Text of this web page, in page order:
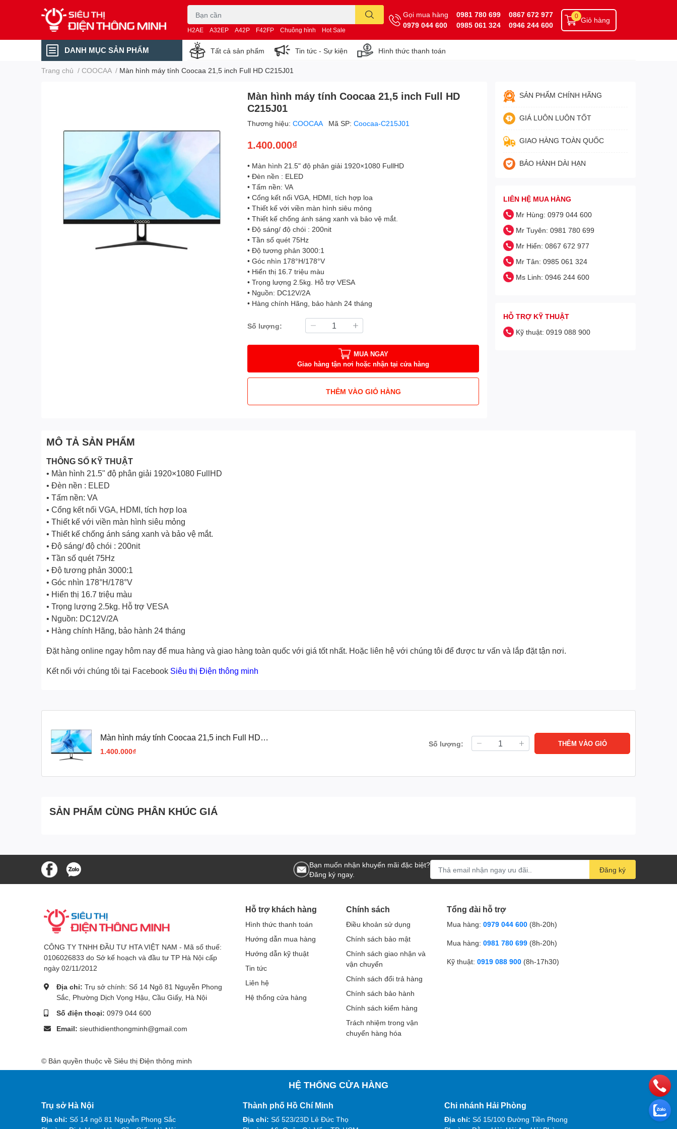
H2AE A32EP A42P F42FP Chuông hình Hot Sale
Gọi mua hàng
0979 044 600
0981 780 699
0985 061 324
0867 672 977
0946 244 600
Giỏ hàng
0
DANH MỤC SẢN PHẨM Tất cả sản phẩm Tin tức - Sự kiện Hình thức thanh toán
Trang chủ / COOCAA / Màn hình máy tính Coocaa 21,5 inch Full HD C215J01
Màn hình máy tính Coocaa 21,5 inch Full HD
C215J01
Thương hiệu:COOCAA Mã SP:Coocaa-C215J01
1.400.000₫
• Màn hình 21.5" độ phân giải 1920×1080 FullHD
• Đèn nền : ELED
• Tấm nền: VA
• Cổng kết nối VGA, HDMI, tích hợp loa
• Thiết kế với viền màn hình siêu mỏng
• Thiết kế chống ánh sáng xanh và bảo vệ mắt.
• Độ sáng/ độ chói : 200nit
• Tần số quét 75Hz
• Độ tương phản 3000:1
• Góc nhìn 178°H/178°V
• Hiển thị 16.7 triệu màu
• Trọng lượng 2.5kg. Hỗ trợ VESA
• Nguồn: DC12V/2A
• Hàng chính Hãng, bảo hành 24 tháng
Số lượng:
MUA NGAY
Giao hàng tận nơi hoặc nhận tại cửa hàng
THÊM VÀO GIỎ HÀNG
SẢN PHẨM CHÍNH HÃNG
GIÁ LUÔN LUÔN TỐT
GIAO HÀNG TOÀN QUỐC
BẢO HÀNH DÀI HẠN
LIÊN HỆ MUA HÀNG
Mr Hùng: 0979 044 600
Mr Tuyên: 0981 780 699
Mr Hiển: 0867 672 977
Mr Tân: 0985 061 324
Ms Linh: 0946 244 600
HỖ TRỢ KỸ THUẬT
Kỹ thuật: 0919 088 900
MÔ TẢ SẢN PHẨM
THÔNG SỐ KỸ THUẬT
• Màn hình 21.5" độ phân giải 1920×1080 FullHD
• Đèn nền : ELED
• Tấm nền: VA
• Cổng kết nối VGA, HDMI, tích hợp loa
• Thiết kế với viền màn hình siêu mỏng
• Thiết kế chống ánh sáng xanh và bảo vệ mắt.
• Độ sáng/ độ chói : 200nit
• Tần số quét 75Hz
• Độ tương phản 3000:1
• Góc nhìn 178°H/178°V
• Hiển thị 16.7 triệu màu
• Trọng lượng 2.5kg. Hỗ trợ VESA
• Nguồn: DC12V/2A
• Hàng chính Hãng, bảo hành 24 tháng
Đặt hàng online ngay hôm nay để mua hàng và giao hàng toàn quốc với giá tốt nhất. Hoặc liên hệ với chúng tôi để được tư vấn và lắp đặt tận nơi.
Kết nối với chúng tôi tại Facebook Siêu thị Điện thông minh
Màn hình máy tính Coocaa 21,5 inch Full HD
C215J01
1.400.000₫
Số lượng: THÊM VÀO GIỎ
SẢN PHẨM CÙNG PHÂN KHÚC GIÁ
Bạn muốn nhận khuyến mãi đặc biệt?
Đăng ký ngay.
Đăng ký
CÔNG TY TNHH ĐẦU TƯ HTA VIỆT NAM - Mã số thuế:
0106026833 do Sở kế hoạch và đầu tư TP Hà Nội cấp
ngày 02/11/2012
Địa chỉ: Trụ sở chính: Số 14 Ngõ 81 Nguyễn Phong
Sắc, Phường Dịch Vọng Hậu, Cầu Giấy, Hà Nội
Số điện thoại: 0979 044 600
Email: sieuthidienthongminh@gmail.com
Hỗ trợ khách hàng
Hình thức thanh toán
Hướng dẫn mua hàng
Hướng dẫn kỹ thuật
Tin tức
Liên hệ
Hệ thống cửa hàng
Chính sách
Điều khoản sử dụng
Chính sách bảo mật
Chính sách giao nhận và
vận chuyển
Chính sách đổi trả hàng
Chính sách bảo hành
Chính sách kiểm hàng
Trách nhiệm trong vận
chuyển hàng hóa
Tổng đài hỗ trợ
Mua hàng: 0979 044 600 (8h-20h)
Mua hàng: 0981 780 699 (8h-20h)
Kỹ thuật: 0919 088 900 (8h-17h30)
© Bản quyền thuộc về Siêu thị Điện thông minh
HỆ THỐNG CỬA HÀNG
Trụ sở Hà Nội
Địa chỉ: Số 14 ngõ 81 Nguyễn Phong Sắc
Thành phố Hồ Chí Minh
Địa chỉ: Số 523/23D Lê Đức Thọ
Chi nhánh Hải Phòng
Địa chỉ: Số 15/100 Đường Tiền Phong